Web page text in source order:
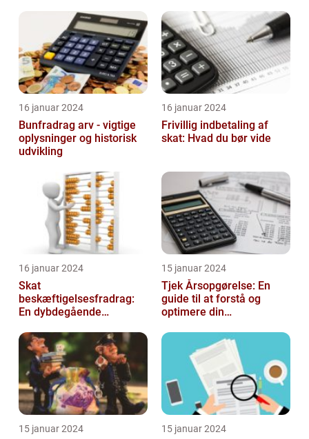
16 januar 2024
Bunfradrag arv - vigtige
oplysninger og historisk
udvikling
16 januar 2024
Frivillig indbetaling af
skat: Hvad du bør vide
16 januar 2024
Skat
beskæftigelsesfradrag:
En dybdegående
15 januar 2024
Tjek Årsopgørelse: En
guide til at forstå og
optimere din
15 januar 2024 15 januar 2024